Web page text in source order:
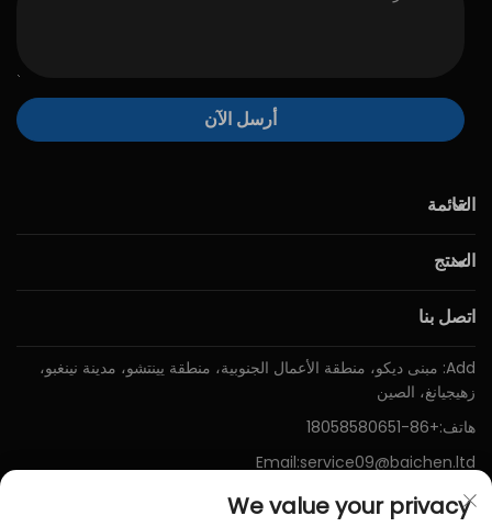
أرسل الآن
القائمة
المنتج
اتصل بنا
Add: مبنى ديكو، منطقة الأعمال الجنوبية، منطقة يينتشو، مدينة نينغبو،
زهيجيانغ، الصين
هاتف:+86-18058580651
Email:service09@baichen.ltd
We value your privacy